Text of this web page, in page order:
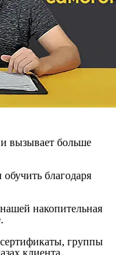
вызывает больше
благодаря
накопительная
группы